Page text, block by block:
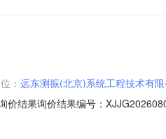
： 远东测振(北京)系统工程技术有限
结果询价结果编号：
工程技术有限公司288410阀门